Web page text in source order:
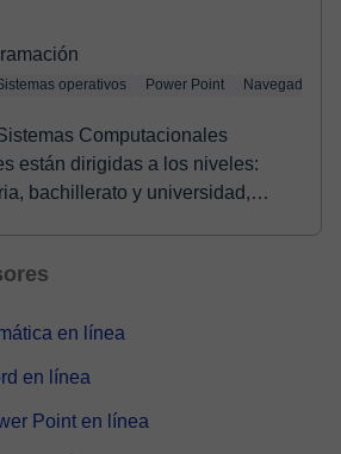
operativos Power Point Navegadores
Computacionales
bachillerato y universidad,
en línea
en línea
Point en línea